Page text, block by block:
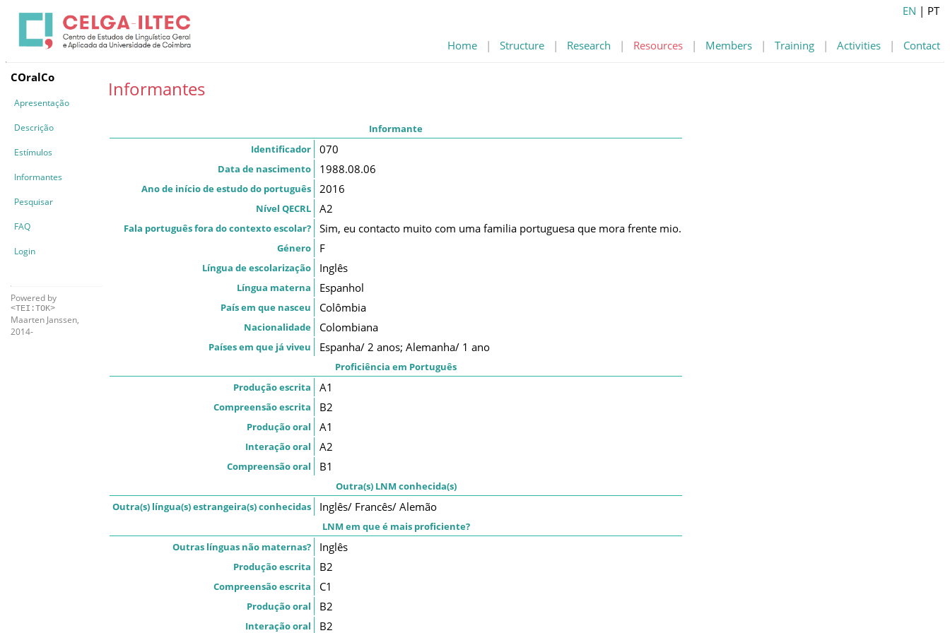
Home | Structure | Research | Resources | Members | Training | Activities | Contact
EN | PT
COralCo
Apresentação
Descrição
Estímulos
Informantes
Pesquisar
FAQ
Login
Powered by
<TEI:TOK>
Maarten Janssen,
2014-
Informantes
Informante
Identificador
070
Data de nascimento 1988.08.06
Ano de início de estudo do português 2016
Nível QECRL A2
Fala português fora do contexto escolar? Sim, eu contacto muito com uma familia portuguesa que mora frente mio.
Género F
Língua de escolarização Inglês
Língua materna Espanhol
País em que nasceu Colômbia
Nacionalidade Colombiana
Países em que já viveu Espanha/ 2 anos; Alemanha/ 1 ano
Proficiência em Português
Produção escrita
A1
Compreensão escrita B2
Produção oral A1
Interação oral A2
Compreensão oral B1
Outra(s) LNM conhecida(s)
Outra(s) língua(s) estrangeira(s) conhecidas
Inglês/ Francês/ Alemão
LNM em que é mais proficiente?
Outras línguas não maternas?
Inglês
Produção escrita B2
Compreensão escrita C1
Produção oral B2
Interação oral B2